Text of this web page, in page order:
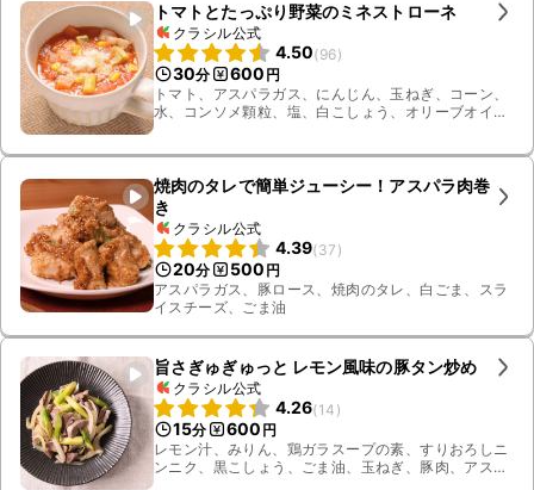
トマトとたっぷり野菜のミネストローネ
クラシル公式
4.50(96)
30分 600 円
トマト、アスパラガス、にんじん、玉ねぎ、コーン、
水、コンソメ顆粒、塩、白こしょう、オリーブオイ
焼肉のタレで簡単ジューシー！アスパラ肉巻
き
クラシル公式
4.39(37 )
20分 500 円
アスパラガス、豚ロース、焼肉のタレ、白ごま、スラ
イスチーズ、ごま油
旨さぎゅぎゅっと レモン風味の豚タン炒め
クラシル公式
4.26(14 )
15分 600 円
レモン汁、みりん、鶏ガラスープの素、すりおろしニ
ンニク、黒こしょう、ごま油、玉ねぎ、豚肉、アスパ